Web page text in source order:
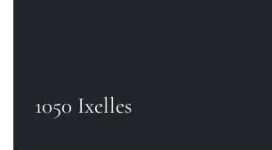
1050 Ixelles